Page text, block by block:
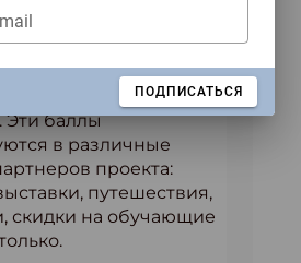
не конкурс и не
всесезонный проект.
получить баллы за
полезные
Эти баллы
в различные
проекта:
путешествия,
скидки на обучающие
ПОДПИСАТЬСЯ